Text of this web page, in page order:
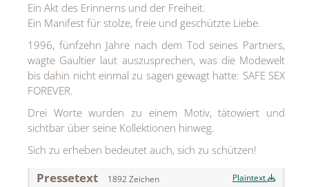
VOSSEN
WELEDA
MEDIA
KONTAKT
Ein Akt des Erinnerns und der Freiheit.
Ein Manifest für stolze, freie und geschützte Liebe.
1996, fünfzehn Jahre nach dem Tod seines Partners,
wagte Gaultier laut auszusprechen, was die Modewelt
bis dahin nicht einmal zu sagen gewagt hatte: SAFE SEX
FOREVER.
Drei Worte wurden zu einem Motiv, tätowiert und
sichtbar über seine Kollektionen hinweg.
Sich zu erheben bedeutet auch, sich zu schützen!
Pressetext 1892 Zeichen Plaintext